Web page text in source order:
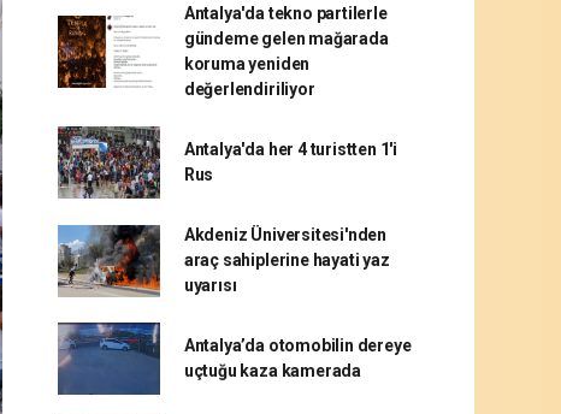
Antalya'da tekno partilerle
gündeme gelen mağarada
koruma yeniden
değerlendiriliyor
Antalya'da her 4 turistten 1'i
Rus
Akdeniz Üniversitesi'nden
araç sahiplerine hayati yaz
uyarısı
Antalya’da otomobilin dereye
uçtuğu kaza kamerada